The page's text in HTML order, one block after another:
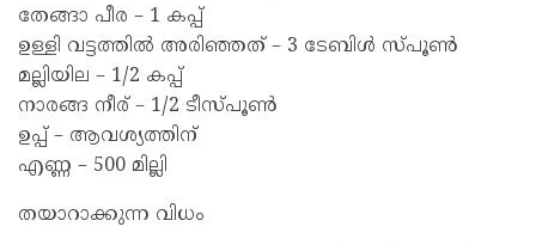
തേങ്ങാ പീര – 1 കപ്പ്
ഉള്ളി വട്ടത്തിൽ അരിഞ്ഞത് – 3 ടേബിൾ സ്പൂൺ
മല്ലിയില – 1/2 കപ്പ്
നാരങ്ങ നീര് – 1/2 ടീസ്പൂൺ
ഉപ്പ് – ആവശ്യത്തിന്
എണ്ണ – 500 മില്ലി
തയാറാക്കുന്ന വിധം